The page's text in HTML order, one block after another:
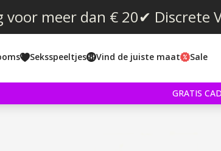
meer dan € 20✔ Discrete
Seksspeeltjes Vind de juiste maat Sale
GRATIS